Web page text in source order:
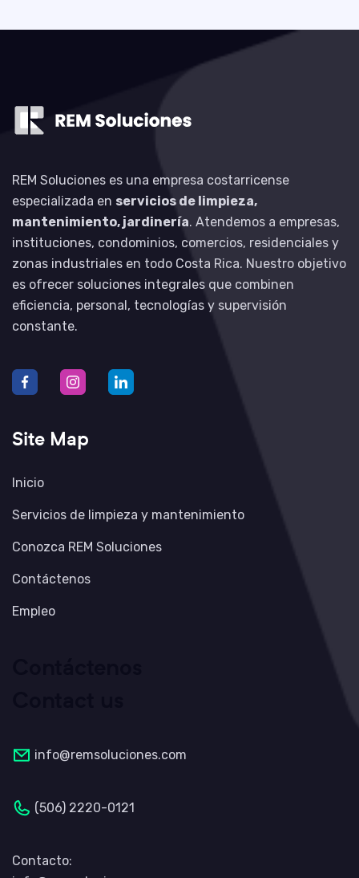
REM Soluciones es una empresa costarricense
especializada en servicios de limpieza,
mantenimiento, jardinería. Atendemos a empresas,
instituciones, condominios, comercios, residenciales y
zonas industriales en todo Costa Rica. Nuestro objetivo
es ofrecer soluciones integrales que combinen
eficiencia, personal, tecnologías y supervisión
constante.
Site Map
Inicio
Servicios de limpieza y mantenimiento
Conozca REM Soluciones
Contáctenos
Empleo
info@remsoluciones.com
(506) 2220-0121
Contacto: